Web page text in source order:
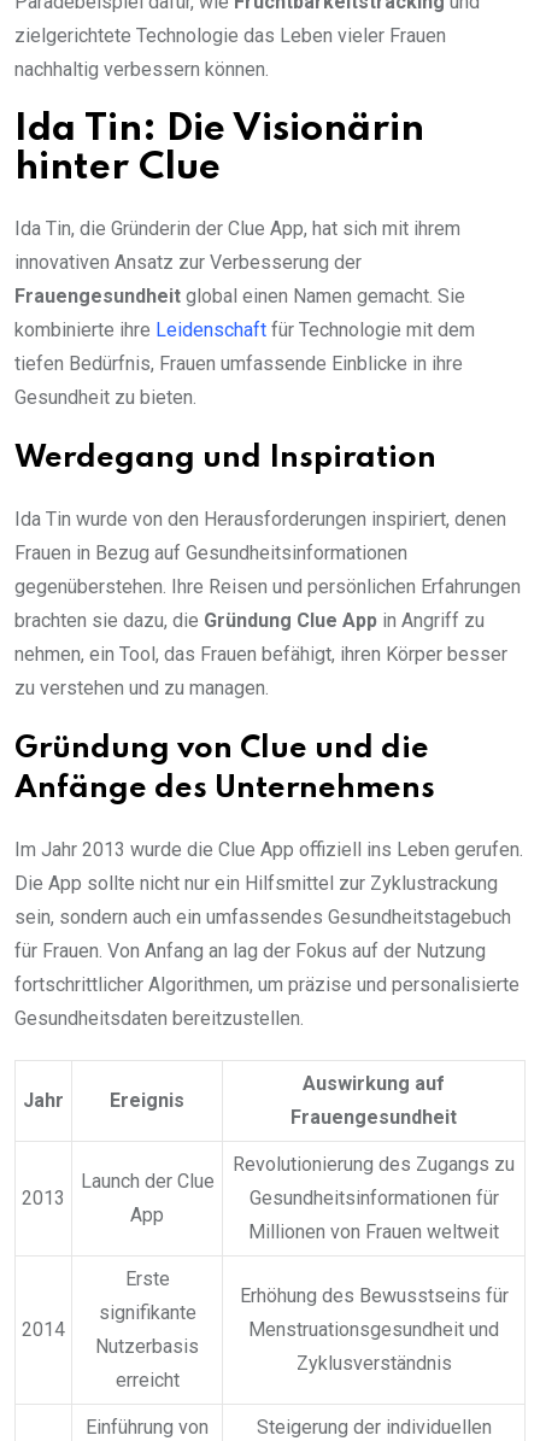
zielgerichtete Technologie das Leben vieler Frauen
nachhaltig verbessern können.
Ida Tin: Die Visionärin
hinter Clue
Ida Tin, die Gründerin der Clue App, hat sich mit ihrem
innovativen Ansatz zur Verbesserung der
Frauengesundheit global einen Namen gemacht. Sie
kombinierte ihre Leidenschaft für Technologie mit dem
tiefen Bedürfnis, Frauen umfassende Einblicke in ihre
Gesundheit zu bieten.
Werdegang und Inspiration
Ida Tin wurde von den Herausforderungen inspiriert, denen
Frauen in Bezug auf Gesundheitsinformationen
gegenüberstehen. Ihre Reisen und persönlichen Erfahrungen
brachten sie dazu, die Gründung Clue App in Angriff zu
nehmen, ein Tool, das Frauen befähigt, ihren Körper besser
zu verstehen und zu managen.
Gründung von Clue und die
Anfänge des Unternehmens
Im Jahr 2013 wurde die Clue App offiziell ins Leben gerufen.
Die App sollte nicht nur ein Hilfsmittel zur Zyklustrackung
sein, sondern auch ein umfassendes Gesundheitstagebuch
für Frauen. Von Anfang an lag der Fokus auf der Nutzung
fortschrittlicher Algorithmen, um präzise und personalisierte
Gesundheitsdaten bereitzustellen.
Jahr Ereignis
Auswirkung auf
Frauengesundheit
2013
Launch der Clue
App
Revolutionierung des Zugangs zu
Gesundheitsinformationen für
Millionen von Frauen weltweit
2014
Erste
signifikante
Nutzerbasis
erreicht
Erhöhung des Bewusstseins für
Menstruationsgesundheit und
Zyklusverständnis
Einführung von
Steigerung der individuellen